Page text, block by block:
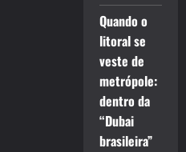
Quando o
litoral se
veste de
metrópole:
dentro da
“Dubai
brasileira”